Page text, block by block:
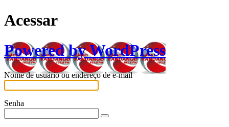
Acessar
Powered by WordPress
Nome de usuário ou endereço de e-mail
Senha